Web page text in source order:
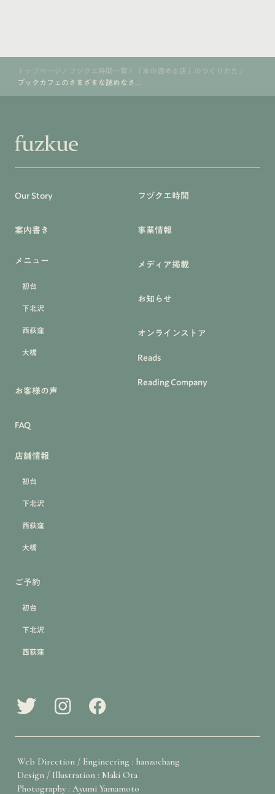
トップページ / フヅクエ時間一覧 / 「本の読める店」のつくりかた
/
ブックカフェのさまざまな読めなさ...
Our Story
案内書き
メニュー
初台
下北沢
西荻窪
大橋
お客様の声
FAQ
店舗情報
初台
下北沢
西荻窪
大橋
ご予約
初台
下北沢
西荻窪
フヅクエ時間
事業情報
メディア掲載
お知らせ
オンラインストア
Reads
Reading Company
Web Direction / Engineering : hanzochang
Design / Illustration : Maki Ota
Photography : Ayumi Yamamoto